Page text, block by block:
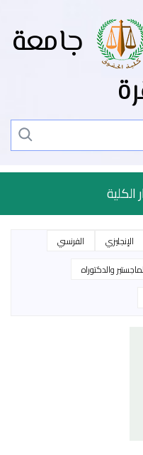
جامعة
الإنجليزي
الفرنسي
والدكتوراه